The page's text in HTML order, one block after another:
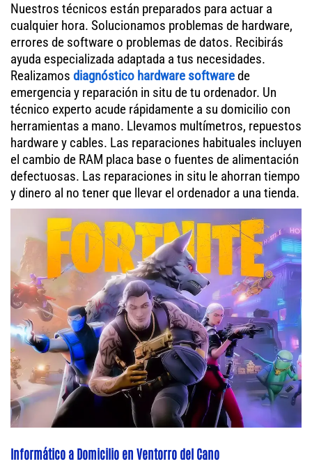
Nuestros técnicos están preparados para actuar a
cualquier hora. Solucionamos problemas de hardware,
errores de software o problemas de datos. Recibirás
ayuda especializada adaptada a tus necesidades.
Realizamos diagnóstico hardware softwarede
emergencia y reparación in situ de tu ordenador. Un
técnico experto acude rápidamente a su domicilio con
herramientas a mano. Llevamos multímetros, repuestos
hardware y cables. Las reparaciones habituales incluyen
el cambio de RAM placa base o fuentes de alimentación
defectuosas. Las reparaciones in situ le ahorran tiempo
y dinero al no tener que llevar el ordenador a una tienda.
Informático a Domicilio en Ventorro del Cano